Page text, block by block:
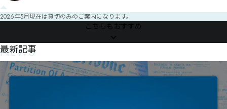
2026年5月現在は貸切のみのご案内になります。
こちらもおすすめ
NEWS
最新記事